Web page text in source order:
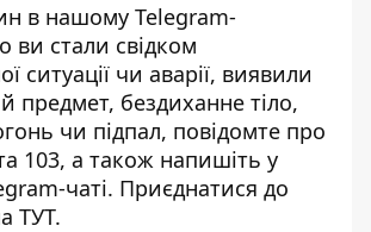
в нашому Telegram-
ви стали свідком
ситуації чи аварії, виявили
предмет, бездиханне тіло,
чи підпал, повідомте про
103, а також напишіть у
чаті. Приєднатися до
ТУТ.